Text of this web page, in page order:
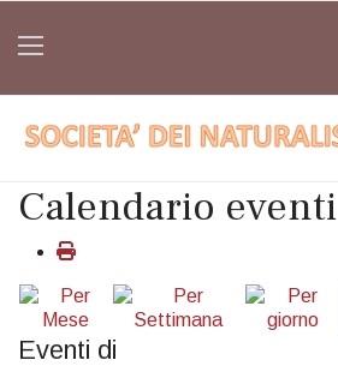
Calendario eventi
Eventi di